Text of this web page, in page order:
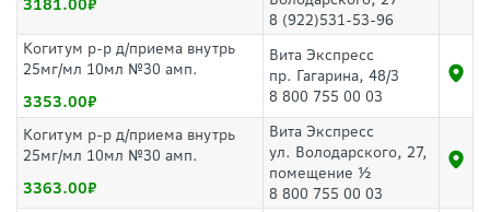
3181.00
8 (922)531-53-96
Когитум р-р д/приема внутрь
25мг/мл 10мл №30 амп.
3353.00
Вита Экспресс
пр. Гагарина, 48/3
8 800 755 00 03
Когитум р-р д/приема внутрь
25мг/мл 10мл №30 амп.
3363.00
Вита Экспресс
ул. Володарского, 27,
помещение ½
8 800 755 00 03